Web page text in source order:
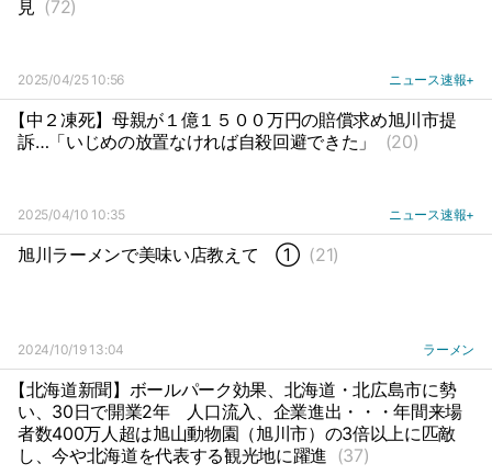
見 (72)
2025/04/25 10:56 ニュース速報+
【中２凍死】母親が１億１５００万円の賠償求め旭川市提
訴…「いじめの放置なければ自殺回避できた」
(20)
2025/04/10 10:35 ニュース速報+
旭川ラーメンで美味い店教えて ① (21)
2024/10/19 13:04 ラーメン
【北海道新聞】ボールパーク効果、北海道・北広島市に勢
い、30日で開業2年
人口流入、企業進出・・・年間来場
者数400万人超は旭山動物園（旭川市）の3倍以上に匹敵
し、今や北海道を代表する観光地に躍進 (37)